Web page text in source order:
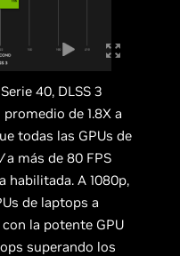
40, DLSS 3
de 1.8X a
todas las GPUs de
a más de 80 FPS
habilitada. A 1080p,
de laptops a
la potente GPU
superando los